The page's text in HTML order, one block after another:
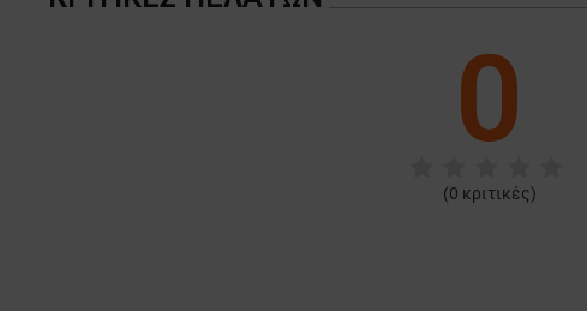
0
(0 κριτικές)